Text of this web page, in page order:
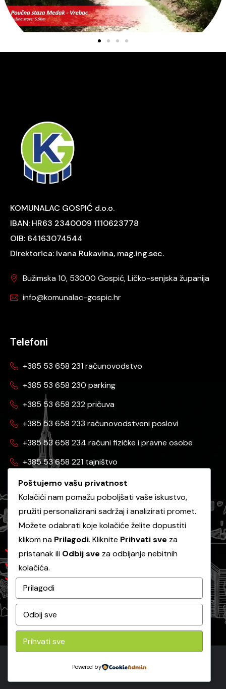
KOMUNALAC GOSPIĆ d.o.o.
IBAN: HR63 2340009 1110623778
OIB: 64163074544
Direktorica: Ivana Rukavina, mag.ing.sec.
Bužimska 10, 53000 Gospić, Ličko-senjska županija
info@komunalac-gospic.hr
Telefoni
+385 53 658 231 računovodstvo
+385 53 658 230 parking
+385 53 658 232 pričuva
+385 53 658 233 računovodstveni poslovi
+385 53 658 234 računi fizičke i pravne osobe
+385 53 658 221 tajništvo
+385 53 658 130 javna nabava
Korisni linkovi
Grad Gospić
Ličke vode
Ličko-senjska županija
Copyright 2026 -Komunalac Gospić
Poštujemo vašu privatnost
Kolačići nam pomažu poboljšati vaše iskustvo,
pružiti personalizirani sadržaj i analizirati promet.
Možete odabrati koje kolačiće želite dopustiti
klikom na Prilagodi. Kliknite Prihvati sve za
pristanak ili Odbij sve za odbijanje nebitnih
kolačića.
Prilagodi
Odbij sve
Prihvati sve
Powered by